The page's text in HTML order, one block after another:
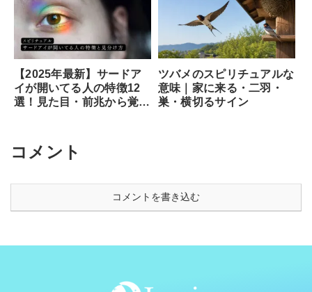
【2025年最新】サードア
イが開いてる人の特徴12
選！見た目・前兆から覚醒
ツバメのスピリチュアルな
意味｜家に来る・二羽・
巣・横切るサイン
コメント
コメントを書き込む